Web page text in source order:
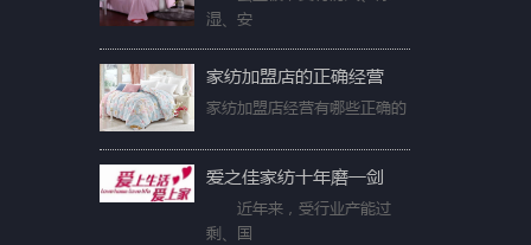
湿、安
家纺加盟店的正确经营
家纺加盟店经营有哪些正确的
爱之佳家纺十年磨一剑
近年来，受行业产能过
剩、国